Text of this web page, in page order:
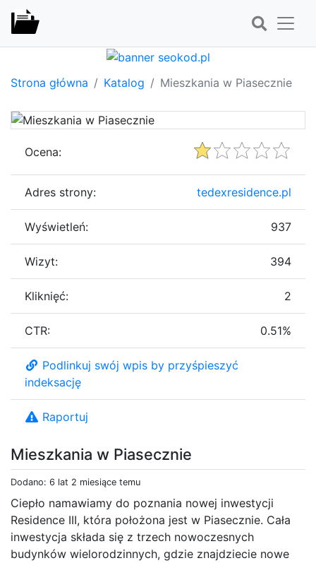
Strona główna Katalog Mieszkania w Piasecznie
Mieszkania w Piasecznie
Dodano: 6 lat 2 miesiące temu
Ciepło namawiamy do poznania nowej inwestycji
Residence III, która położona jest w Piasecznie. Cała
inwestycja składa się z trzech nowoczesnych
budynków wielorodzinnych, gdzie znajdziecie nowe
Ocena:
Adres strony: tedexresidence.pl
Wyświetleń: 937
Wizyt: 394
Kliknięć: 2
CTR: 0.51%
Podlinkuj swój wpis by przyśpieszyć
indeksację
Raportuj